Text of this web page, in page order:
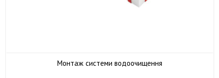
Монтаж системи водоочищення